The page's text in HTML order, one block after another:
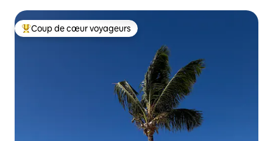
Coups de cœur voyageurs les plus appréciés
Coup de cœur voyageurs